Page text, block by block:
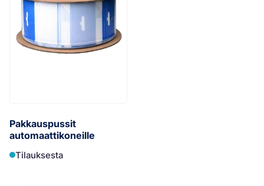
Pakkauspussit
automaattikoneille
Tilauksesta